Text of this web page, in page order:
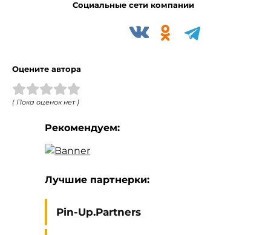
Социальные сети компании
Оцените автора
( Пока оценок нет )
Рекомендуем:
Лучшие партнерки:
Pin-Up.Partners